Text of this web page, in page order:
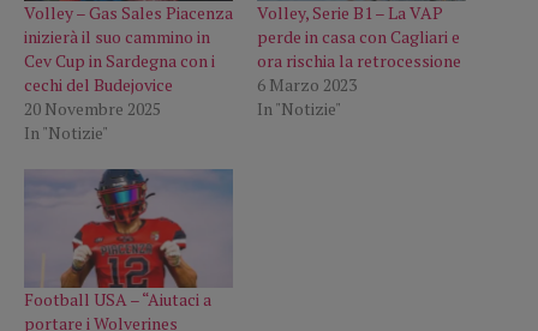
Volley – Gas Sales Piacenza
inizierà il suo cammino in
Cev Cup in Sardegna con i
cechi del Budejovice
20 Novembre 2025
In "Notizie"
Volley, Serie B1 – La VAP
perde in casa con Cagliari e
ora rischia la retrocessione
6 Marzo 2023
In "Notizie"
Football USA – “Aiutaci a
portare i Wolverines